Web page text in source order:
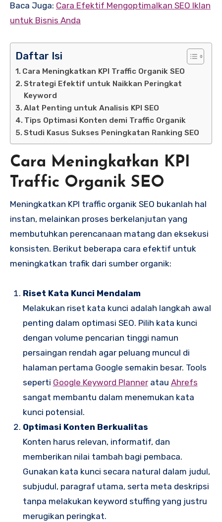
Baca Juga: Cara Efektif Mengoptimalkan SEO Iklan
untuk Bisnis Anda
Daftar Isi
Cara Meningkatkan KPI Traffic Organik SEO
Strategi Efektif untuk Naikkan Peringkat
Keyword
Alat Penting untuk Analisis KPI SEO
Tips Optimasi Konten demi Traffic Organik
Studi Kasus Sukses Peningkatan Ranking SEO
Cara Meningkatkan KPI
Traffic Organik SEO
Meningkatkan KPI traffic organik SEO bukanlah hal
instan, melainkan proses berkelanjutan yang
membutuhkan perencanaan matang dan eksekusi
konsisten. Berikut beberapa cara efektif untuk
meningkatkan trafik dari sumber organik:
Riset Kata Kunci Mendalam
Melakukan riset kata kunci adalah langkah awal
penting dalam optimasi SEO. Pilih kata kunci
dengan volume pencarian tinggi namun
persaingan rendah agar peluang muncul di
halaman pertama Google semakin besar. Tools
seperti Google Keyword Planneratau Ahrefs
sangat membantu dalam menemukan kata
kunci potensial.
Optimasi Konten Berkualitas
Konten harus relevan, informatif, dan
memberikan nilai tambah bagi pembaca.
Gunakan kata kunci secara natural dalam judul,
subjudul, paragraf utama, serta meta deskripsi
tanpa melakukan keyword stuffing yang justru
merugikan peringkat.